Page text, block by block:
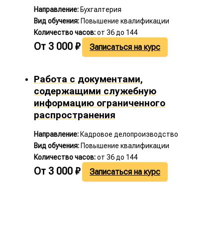
Направление: Бухгалтерия
Вид обучения: Повышение квалификации
Количество часов:от 36 до 144
От 3 000 ₽ Записаться на курс
Работа с документами,
содержащими служебную
информацию ограниченного
распространения
Направление: Кадровое делопроизводство
Вид обучения: Повышение квалификации
Количество часов:от 36 до 144
От 3 000 ₽ Записаться на курс